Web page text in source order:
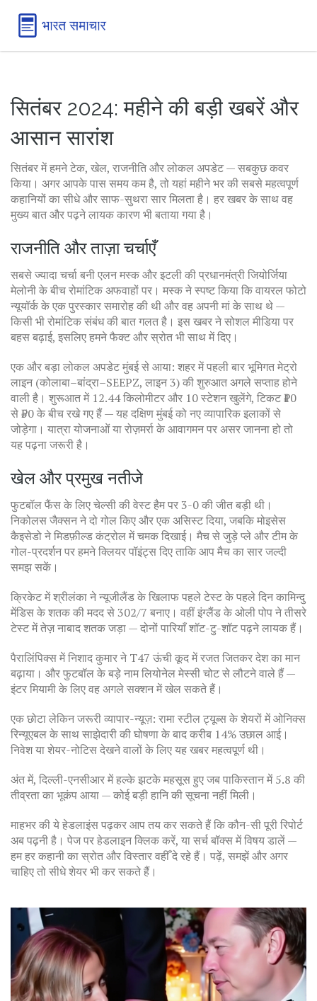
सितंबर 2024: महीने की बड़ी खबरें और
आसान सारांश
सितंबर में हमने टेक, खेल, राजनीति और लोकल अपडेट — सबकुछ कवर
किया। अगर आपके पास समय कम है, तो यहां महीने भर की सबसे महत्वपूर्ण
कहानियों का सीधे और साफ-सुथरा सार मिलता है। हर खबर के साथ वह
मुख्य बात और पढ़ने लायक कारण भी बताया गया है।
राजनीति और ताज़ा चर्चाएँ
सबसे ज्यादा चर्चा बनी एलन मस्क और इटली की प्रधानमंत्री जियोर्जिया
मेलोनी के बीच रोमांटिक अफवाहों पर। मस्क ने स्पष्ट किया कि वायरल फोटो
न्यूयॉर्क के एक पुरस्कार समारोह की थी और वह अपनी मां के साथ थे —
किसी भी रोमांटिक संबंध की बात गलत है। इस खबर ने सोशल मीडिया पर
बहस बढ़ाई, इसलिए हमने फैक्ट और स्रोत भी साथ में दिए।
एक और बड़ा लोकल अपडेट मुंबई से आया: शहर में पहली बार भूमिगत मेट्रो
लाइन (कोलाबा–बांद्रा–SEEPZ, लाइन 3) की शुरुआत अगले सप्ताह होने
वाली है। शुरूआत में 12.44 किलोमीटर और 10 स्टेशन खुलेंगे, टिकट ₹10
से ₹50 के बीच रखे गए हैं — यह दक्षिण मुंबई को नए व्यापारिक इलाकों से
जोड़ेगा। यात्रा योजनाओं या रोज़मर्रा के आवागमन पर असर जानना हो तो
यह पढ़ना जरूरी है।
खेल और प्रमुख नतीजे
फुटबॉल फैंस के लिए चेल्सी की वेस्ट हैम पर 3-0 की जीत बड़ी थी।
निकोलस जैक्सन ने दो गोल किए और एक असिस्ट दिया, जबकि मोइसेस
कैइसेडो ने मिडफ़ील्ड कंट्रोल में चमक दिखाई। मैच से जुड़े प्ले और टीम के
गोल-प्रदर्शन पर हमने क्लियर पॉइंट्स दिए ताकि आप मैच का सार जल्दी
समझ सकें।
क्रिकेट में श्रीलंका ने न्यूजीलैंड के खिलाफ पहले टेस्ट के पहले दिन कामिन्दु
मेंडिस के शतक की मदद से 302/7 बनाए। वहीं इंग्लैंड के ओली पोप ने तीसरे
टेस्ट में तेज़ नाबाद शतक जड़ा — दोनों पारियाँ शॉट-टु-शॉट पढ़ने लायक हैं।
पैरालिंपिक्स में निशाद कुमार ने T47 ऊंची कूद में रजत जितकर देश का मान
बढ़ाया। और फुटबॉल के बड़े नाम लियोनेल मेस्सी चोट से लौटने वाले हैं —
इंटर मियामी के लिए वह अगले सक्शन में खेल सकते हैं।
एक छोटा लेकिन जरूरी व्यापार-न्यूज़: रामा स्टील ट्यूब्स के शेयरों में ओनिक्स
रिन्यूएबल के साथ साझेदारी की घोषणा के बाद करीब 14% उछाल आई।
निवेश या शेयर-नोटिस देखने वालों के लिए यह खबर महत्वपूर्ण थी।
अंत में, दिल्ली-एनसीआर में हल्के झटके महसूस हुए जब पाकिस्तान में 5.8 की
तीव्रता का भूकंप आया — कोई बड़ी हानि की सूचना नहीं मिली।
माहभर की ये हेडलाइंस पढ़कर आप तय कर सकते हैं कि कौन-सी पूरी रिपोर्ट
अब पढ़नी है। पेज पर हेडलाइन क्लिक करें, या सर्च बॉक्स में विषय डालें —
हम हर कहानी का स्रोत और विस्तार वहीँ दे रहे हैं। पढ़ें, समझें और अगर
चाहिए तो सीधे शेयर भी कर सकते हैं।